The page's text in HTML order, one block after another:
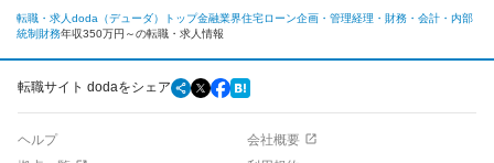
転職・求人doda（デューダ）トップ金融業界住宅ローン企画・管理経理・財務・会計・内部
統制 財務年収350万円～の転職・求人情報
転職サイト dodaをシェア
ヘルプ
会社概要